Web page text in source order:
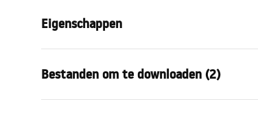
Eigenschappen
Garantie
Materiaal
Bestanden om te downloaden (2)